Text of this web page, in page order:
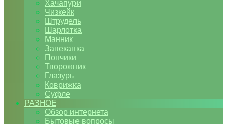
Хачапури
Чизкейк
Штрудель
Шарлотка
Манник
Запеканка
Пончики
Творожник
Глазурь
Коврижка
Суфле
РАЗНОЕ
Обзор интернета
Бытовые вопросы